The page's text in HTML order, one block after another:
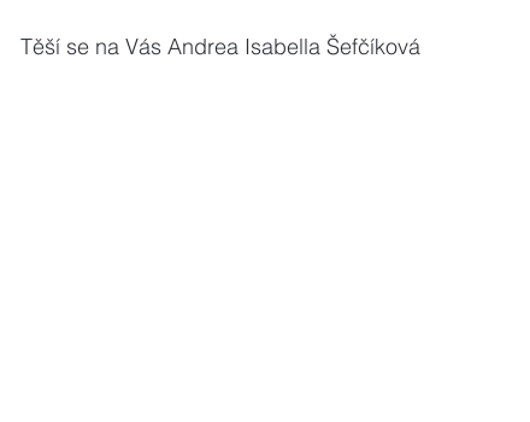
Těší se na Vás Andrea Isabella Šefčíková